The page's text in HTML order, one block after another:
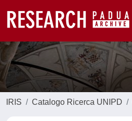
IRIS Catalogo Ricerca UNIPD